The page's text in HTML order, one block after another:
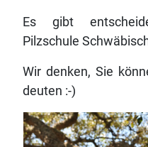
Es gibt
Pilzschule
Wir denken, Sie
deuten :-)